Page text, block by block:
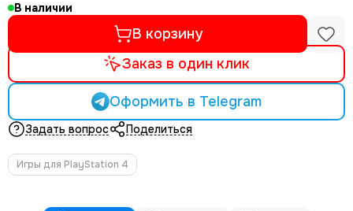
В наличии
В корзину
Заказ в один клик
Оформить в Telegram
Задать вопрос Поделиться
Игры для PlayStation 4